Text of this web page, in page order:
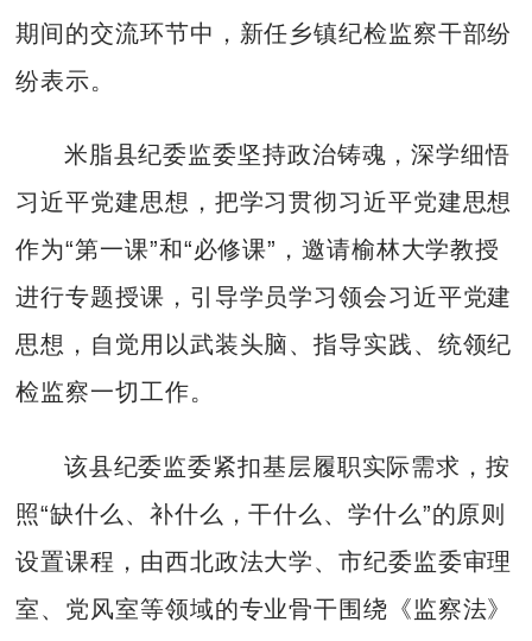
期间的交流环节中，新任乡镇纪检监察干部纷
纷表示。
米脂县纪委监委坚持政治铸魂，深学细悟
习近平党建思想，把学习贯彻习近平党建思想
作为“第一课”和“必修课”，邀请榆林大学教授
进行专题授课，引导学员学习领会习近平党建
思想，自觉用以武装头脑、指导实践、统领纪
检监察一切工作。
该县纪委监委紧扣基层履职实际需求，按
照“缺什么、补什么，干什么、学什么”的原则
设置课程，由西北政法大学、市纪委监委审理
室、党风室等领域的专业骨干围绕《监察法》